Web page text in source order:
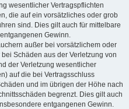
wesentlicher Vertragspflichten
die auf ein vorsätzliches oder grob
sind. Dies gilt auch für mittelbare
Gewinn.
außer bei vorsätzlichem oder
Schäden aus der Verletzung von
der Verletzung wesentlicher
auf die bei Vertragsschluss
und im übrigen der Höhe nach
begrenzt. Dies gilt auch
entgangenen Gewinn.